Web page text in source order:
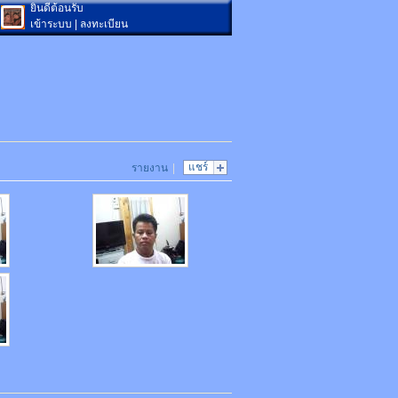
ยินดีต้อนรับ
เข้าระบบ
ลงทะเบียน
แชร์
รายงาน